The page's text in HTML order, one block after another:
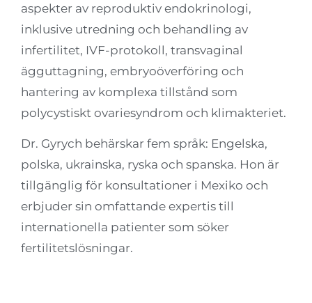
aspekter av reproduktiv endokrinologi,
inklusive utredning och behandling av
infertilitet, IVF-protokoll, transvaginal
ägguttagning, embryoöverföring och
hantering av komplexa tillstånd som
polycystiskt ovariesyndrom och klimakteriet.
Dr. Gyrych behärskar fem språk: Engelska,
polska, ukrainska, ryska och spanska. Hon är
tillgänglig för konsultationer i Mexiko och
erbjuder sin omfattande expertis till
internationella patienter som söker
fertilitetslösningar.